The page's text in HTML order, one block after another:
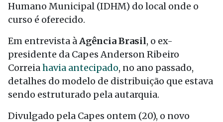
Humano Municipal (IDHM) do local onde o
curso é oferecido.
Em entrevista àAgência Brasil, o ex-
presidente da Capes Anderson Ribeiro
Correiahavia antecipado, no ano passado,
detalhes do modelo de distribuição que estava
sendo estruturado pela autarquia.
Divulgado pela Capes ontem (20), o novo